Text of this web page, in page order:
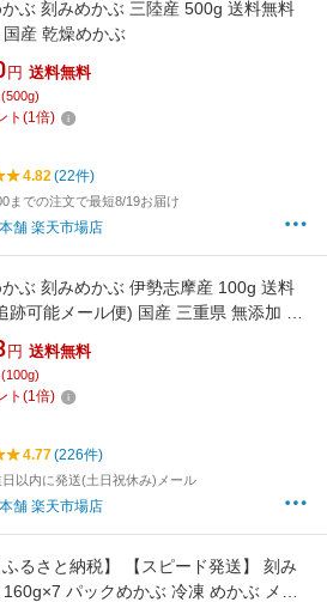
ぶ 刻みめかぶ 三陸産 500g 送料無料
産 乾燥めかぶ
円 送料無料
ト (1倍)
4.82(22件)
までの注文で最短8/19お届け
舗 楽天市場店
ぶ 刻みめかぶ 伊勢志摩産 100g 送料
跡可能メール便) 国産 三重県 無添加 乾
円 送料無料
ト (1倍)
4.77(226件)
日以内に発送(土日祝休み)メール
舗 楽天市場店
ふるさと納税】 【スピード発送】 刻み
パックめかぶ 冷凍 めかぶ メカ